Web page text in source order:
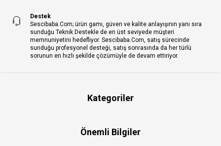
Destek
Sescibaba.Com; ürün gamı, güven ve kalite anlayışının yanı sıra
sunduğu Teknik Destekle de en üst seviyede müşteri
memnuniyetini hedefliyor. Sescibaba.Com, satış sürecinde
sunduğu profesyonel desteği, satış sonrasında da her türlü
sorunun en hızlı şekilde çözümüyle de devam ettiriyor.
Kategoriler
Önemli Bilgiler